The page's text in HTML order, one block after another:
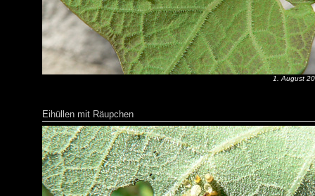
1. August
Eihüllen mit Räupchen